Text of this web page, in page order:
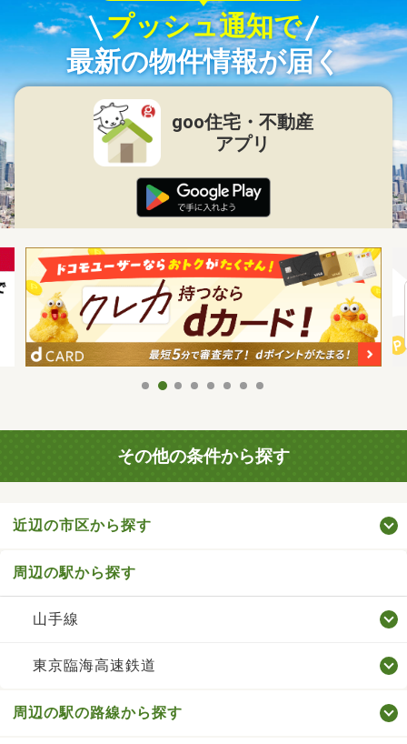
プッシュ通知で
最新の物件情報が届く
goo住宅・不動産
アプリ
その他の条件から探す
近辺の市区から探す
周辺の駅から探す
山手線
東京臨海高速鉄道
周辺の駅の路線から探す